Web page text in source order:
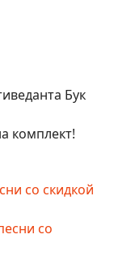
Бук
комплект!
со скидкой